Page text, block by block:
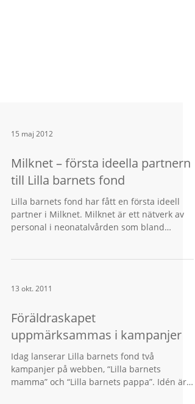
Milknet – första ideella partnern
till Lilla barnets fond
Lilla barnets fond har fått en första ideell
partner i Milknet. Milknet är ett nätverk av
annat...
Föräldraskapet
uppmärksammas i kampanjer
Idag lanserar Lilla barnets fond två
kampanjer på webben, “Lilla barnets